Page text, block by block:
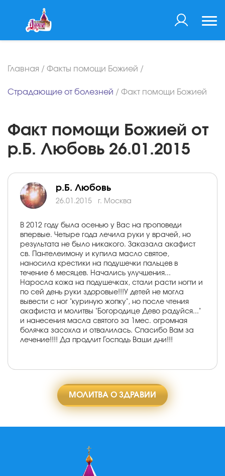
Главная / Факты помощи Божией /
Страдающие от болезней / Факт помощи Божией
Факт помощи Божией от
р.Б. Любовь 26.01.2015
р.Б. Любовь
26.01.2015 г. Москва
В 2012 году была осенью у Вас на проповеди
впервые. Четыре года лечила руки у врачей, но
результата не было никакого. Заказала акафист
св. Пантелеимону и купила масло святое,
наносила крестики на подушечки пальцев в
течение 6 месяцев. Начались улучшения...
Наросла кожа на подушечках, стали расти ногти и
по сей день руки здоровые!!!У детей не могла
вывести с ног "куриную жопку", но после чтения
акафиста и молитвы "Богородице Дево радуйся..."
и нанесения масла святого за 1мес. огромная
болячка засохла и отвалилась. Спасибо Вам за
лечение!!!! Да продлит Господь Ваши дни!!!
МОЛИТВА О ЗДРАВИИ